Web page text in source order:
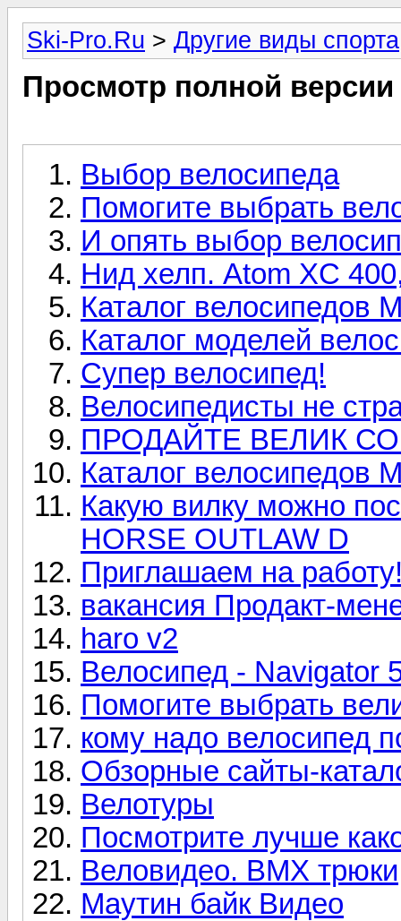
Ski-Pro.Ru > Другие виды спорта
Просмотр полной
Выбор велосипеда
Помогите выбрать
И опять выбор
Нид хелп. Atom XC
Каталог велосипедов
Каталог моделей
Супер велосипед!
Велосипедисты не
ПРОДАЙТЕ ВЕЛИК
Каталог велосипедов
Какую вилку можно
HORSE OUTLAW D
Приглашаем на
вакансия Продакт-
haro v2
Велосипед - Navigator
Помогите выбрать
кому надо велосипед
Обзорные сайты-
Велотуры
Посмотрите лучше
Веловидео. BMX трюки
Маутин байк Видео